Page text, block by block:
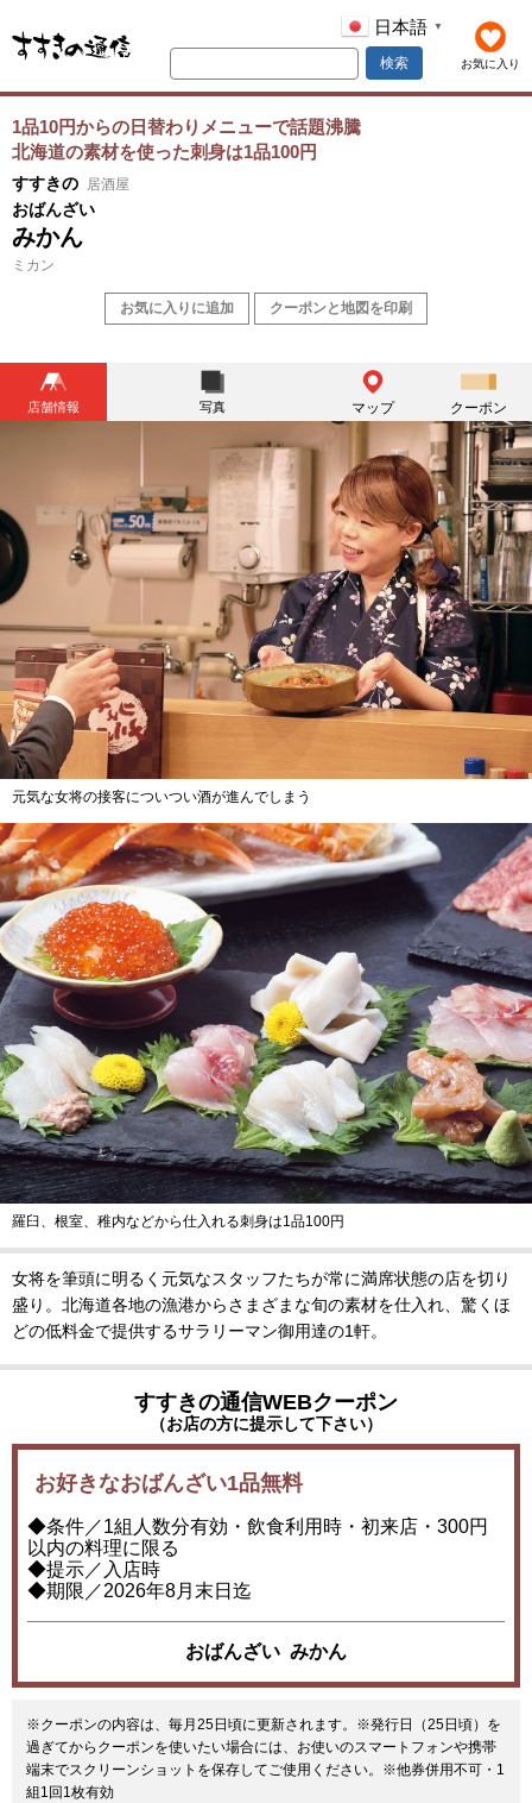
お気に入り
日本語 ▼
検索
1品10円からの日替わりメニューで話題沸騰
北海道の素材を使った刺身は1品100円
すすきの 居酒屋
おばんざい
みかん
ミカン
お気に入りに追加 クーポンと地図を印刷
店舗情報 写真 マップ クーポン
元気な女将の接客についつい酒が進んでしまう
羅臼、根室、稚内などから仕入れる刺身は1品100円
女将を筆頭に明るく元気なスタッフたちが常に満席状態の店を切り
盛り。北海道各地の漁港からさまざまな旬の素材を仕入れ、驚くほ
どの低料金で提供するサラリーマン御用達の1軒。
すすきの通信WEBクーポン
（お店の方に提示して下さい）
お好きなおばんざい1品無料
◆条件／1組人数分有効・飲食利用時・初来店・300円
以内の料理に限る
◆提示／入店時
◆期限／2026年8月末日迄
おばんざい みかん
※クーポンの内容は、毎月25日頃に更新されます。※発行日（25日頃）を
過ぎてからクーポンを使いたい場合には、お使いのスマートフォンや携帯
端末でスクリーンショットを保存してご使用ください。※他券併用不可・1
組1回1枚有効